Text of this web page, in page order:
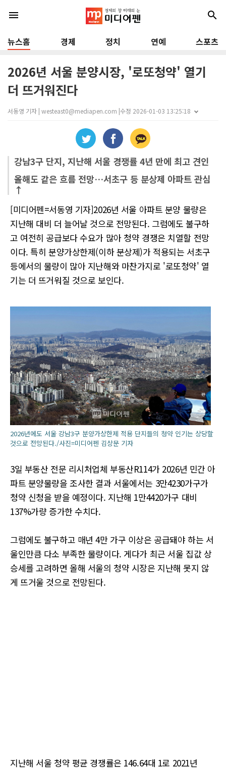
menu search
뉴스홈 경제 정치 연예 스포츠
2026년 서울 분양시장, '로또청약' 열기
더 뜨거워진다
서동영 기자 | westeast0@mediapen.com |수정 2026-01-03 13:25:18
강남3구 단지, 지난해 서울 경쟁률 4년 만에 최고 견인
올해도 같은 흐름 전망…서초구 등 분상제 아파트 관심
↑
[미디어펜=서동영 기자]2026년 서울 아파트 분양 물량은
지난해 대비 더 늘어날 것으로 전망된다. 그럼에도 불구하
고 여전히 공급보다 수요가 많아 청약 경쟁은 치열할 전망
이다. 특히 분양가상한제(이하 분상제)가 적용되는 서초구
등에서의 물량이 많아 지난해와 마찬가지로 '로또청약' 열
기는 더 뜨거워질 것으로 보인다.
2026년에도 서울 강남3구 분양가상한제 적용 단지들의 청약 인기는 상당할
것으로 전망된다./사진=미디어펜 김상문 기자
3일 부동산 전문 리시처업체 부동산R114가 2026년 민간 아
파트 분양물량을 조사한 결과 서울에서는 3만4230가구가
청약 신청을 받을 예정이다. 지난해 1만4420가구 대비
137%가량 증가한 수치다.
그럼에도 불구하고 매년 4만 가구 이상은 공급돼야 하는 서
울인만큼 다소 부족한 물량이다. 게다가 최근 서울 집값 상
승세를 고려하면 올해 서울의 청약 시장은 지난해 못지 않
게 뜨거울 것으로 전망된다.
지난해 서울 청약 평균 경쟁률은 146.64대 1로 2021년